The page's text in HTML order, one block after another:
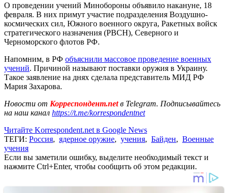
О проведении учений Минобороны объявило накануне, 18
февраля. В них примут участие подразделения Воздушно-
космических сил, Южного военного округа, Ракетных войск
стратегического назначения (РВСН), Северного и
Черноморского флотов РФ.
Напомним, в РФ объяснили массовое проведение военных
учений. Причиной называют поставки оружия в Украину.
Такое заявление на днях сделала представитель МИД РФ
Мария Захарова.
Новости от Корреспондент.netв Telegram. Подписывайтесь
на наш канал https://t.me/korrespondentnet
Читайте Korrespondent.net в Google News
ТЕГИ: Россия, ядерное оружие, учения, Байден, Военные
учения
Если вы заметили ошибку, выделите необходимый текст и
нажмите Ctrl+Enter, чтобы сообщить об этом редакции.